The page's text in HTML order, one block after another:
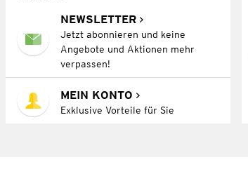
NEWSLETTER
Jetzt abonnieren und keine
Angebote und Aktionen mehr
verpassen!
MEIN KONTO
Exklusive Vorteile für Sie